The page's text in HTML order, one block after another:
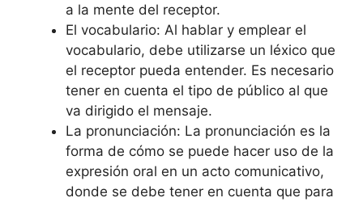
a la mente del receptor.
El vocabulario: Al hablar y emplear el
vocabulario, debe utilizarse un léxico que
el receptor pueda entender. Es necesario
tener en cuenta el tipo de público al que
va dirigido el mensaje.
La pronunciación: La pronunciación es la
forma de cómo se puede hacer uso de la
expresión oral en un acto comunicativo,
donde se debe tener en cuenta que para